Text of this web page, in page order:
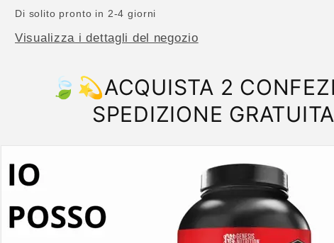
Di solito pronto in 2-4 giorni
Visualizza i dettagli del negozio
🍃💫ACQUISTA 2
SPEDIZIONE GRATUITA